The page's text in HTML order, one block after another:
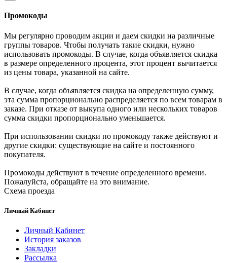
Промокоды
Мы регулярно проводим акции и даем скидки на различные
группы товаров. Чтобы получать такие скидки, нужно
использовать промокоды. В случае, когда объявляется скидка
в размере определенного процента, этот процент вычитается
из цены товара, указанной на сайте.
В случае, когда объявляется скидка на определенную сумму,
эта сумма пропорционально распределяется по всем товарам в
заказе. При отказе от выкупа одного или нескольких товаров
сумма скидки пропорционально уменьшается.
При использовании скидки по промокоду также действуют и
другие скидки: существующие на сайте и постоянного
покупателя.
Промокоды действуют в течение определенного времени.
Пожалуйста, обращайте на это внимание.
Схема проезда
Личный Кабинет
Личный Кабинет
История заказов
Закладки
Рассылка